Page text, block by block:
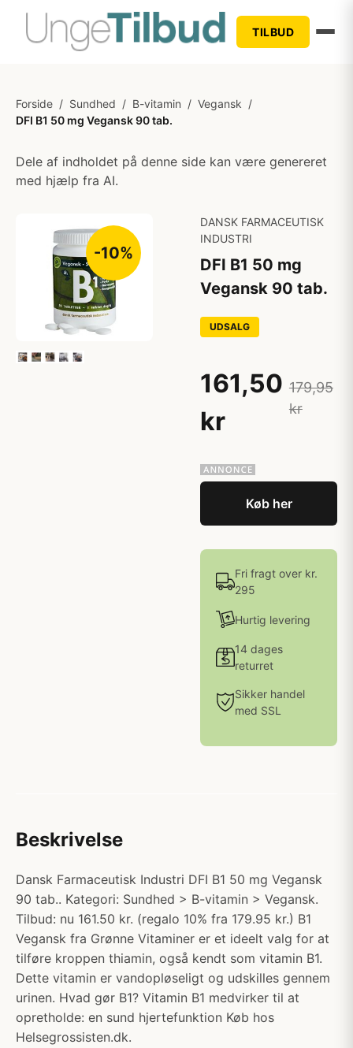
TILBUD
Forside / Sundhed / B-vitamin / Vegansk /
DFI B1 50 mg Vegansk 90 tab.
Dele af indholdet på denne side kan være genereret
med hjælp fra AI.
-10%
DANSK FARMACEUTISK
INDUSTRI
DFI B1 50 mg
Vegansk 90 tab.
UDSALG
161,50
kr
179,95
kr
Køb her
Fri fragt over kr.
295
Hurtig levering
14 dages
returret
Sikker handel
med SSL
Beskrivelse
Dansk Farmaceutisk Industri DFI B1 50 mg Vegansk
90 tab.. Kategori: Sundhed > B-vitamin > Vegansk.
Tilbud: nu 161.50 kr. (regalo 10% fra 179.95 kr.) B1
Vegansk fra Grønne Vitaminer er et ideelt valg for at
tilføre kroppen thiamin, også kendt som vitamin B1.
Dette vitamin er vandopløseligt og udskilles gennem
urinen. Hvad gør B1? Vitamin B1 medvirker til at
opretholde: en sund hjertefunktion Køb hos
Helsegrossisten.dk.